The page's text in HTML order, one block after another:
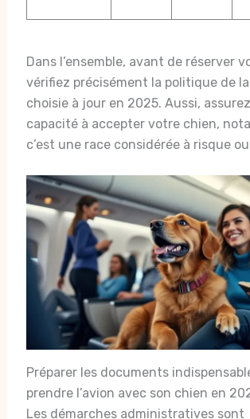
Dans l’ensemble, avant de réserver
vérifiez précisément la politique de
choisie à jour en 2025. Aussi,
capacité à accepter votre chien,
c’est une race considérée à risque
Préparer les documents
prendre l’avion avec son chien en
Les démarches administratives sont